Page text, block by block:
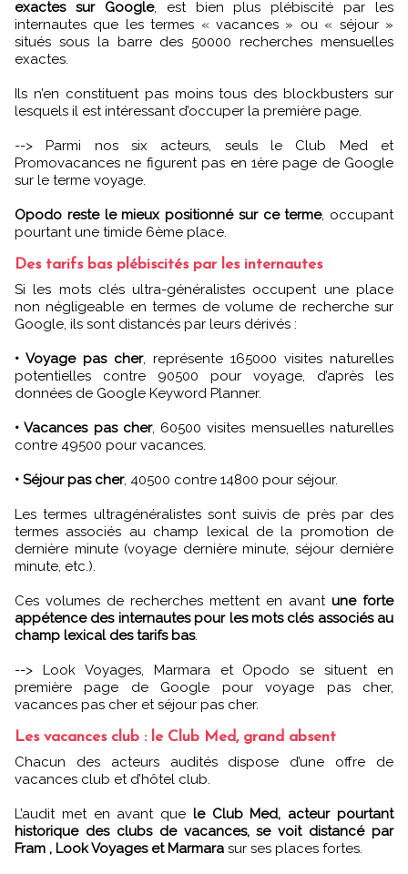
exactes sur Google, est bien plus plébiscité par les
internautes que les termes « vacances » ou « séjour »
situés sous la barre des 50000 recherches mensuelles
exactes.
Ils n’en constituent pas moins tous des blockbusters sur
lesquels il est intéressant d’occuper la première page.
--> Parmi nos six acteurs, seuls le Club Med et
Promovacances ne figurent pas en 1ère page de Google
sur le terme voyage.
Opodo reste le mieux positionné sur ce terme, occupant
pourtant une timide 6ème place.
Des tarifs bas plébiscités par les internautes
Si les mots clés ultra-généralistes occupent une place
non négligeable en termes de volume de recherche sur
Google, ils sont distancés par leurs dérivés :
• Voyage pas cher, représente 165000 visites naturelles
potentielles contre 90500 pour voyage, d’après les
données de Google Keyword Planner.
• Vacances pas cher, 60500 visites mensuelles naturelles
contre 49500 pour vacances.
• Séjour pas cher, 40500 contre 14800 pour séjour.
Les termes ultragénéralistes sont suivis de près par des
termes associés au champ lexical de la promotion de
dernière minute (voyage dernière minute, séjour dernière
minute, etc.).
Ces volumes de recherches mettent en avant une forte
appétence des internautes pour les mots clés associés au
champ lexical des tarifs bas.
--> Look Voyages, Marmara et Opodo se situent en
première page de Google pour voyage pas cher,
vacances pas cher et séjour pas cher.
Les vacances club : le Club Med, grand absent
Chacun des acteurs audités dispose d’une offre de
vacances club et d’hôtel club.
L’audit met en avant que le Club Med, acteur pourtant
historique des clubs de vacances, se voit distancé par
Fram , Look Voyages et Marmara sur ses places fortes.